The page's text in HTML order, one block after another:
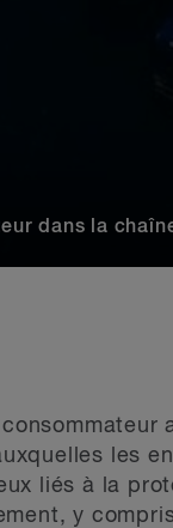
dans la
les
liés à la
y